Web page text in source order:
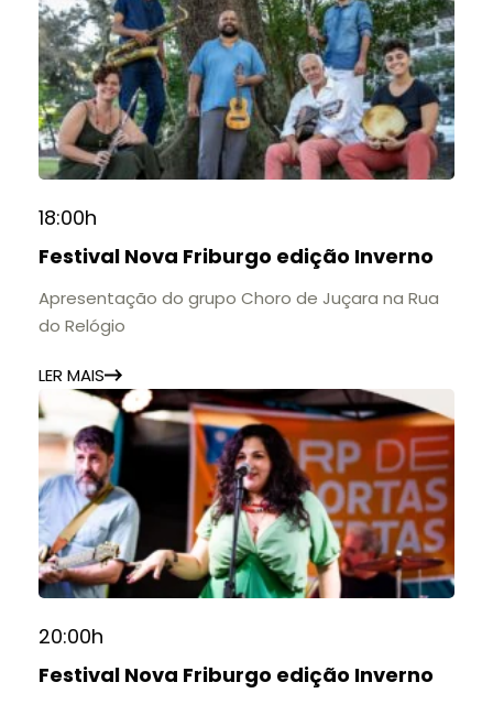
18:00h
Festival Nova Friburgo edição Inverno
Apresentação do grupo Choro de Juçara na Rua
do Relógio
LER MAIS
20:00h
Festival Nova Friburgo edição Inverno